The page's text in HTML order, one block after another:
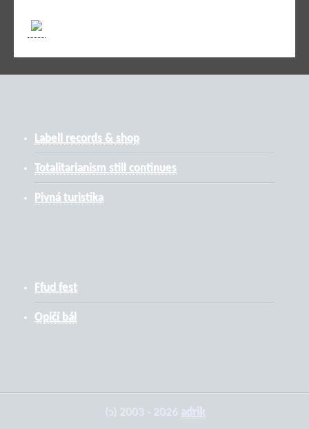
Labell records & shop
Totalitarianism still continues
Pivná turistika
Ffud fest
Opičí bál
(ɔ) 2003 - 2026 adrik